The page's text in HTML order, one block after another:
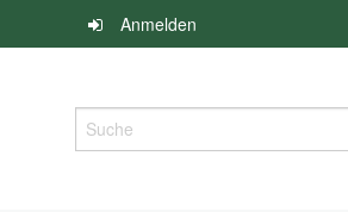
Anmelden
Suche